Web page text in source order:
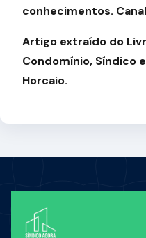
conhecimentos.
Artigo extraído do
Condomínio, Síndico
Horcaio.